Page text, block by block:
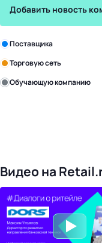
Добавить новость
Поставщика
Торговую сеть
Обучающую компанию
Видео на